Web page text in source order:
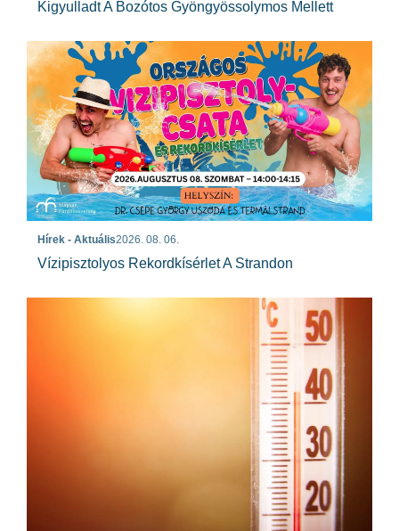
Kigyulladt A Bozótos Gyöngyössolymos Mellett
Hírek - Aktuális2026. 08. 06.
Vízipisztolyos Rekordkísérlet A Strandon